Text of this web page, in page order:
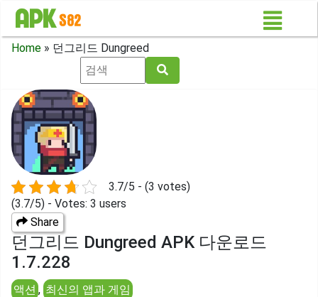
Home » 던그리드 Dungreed
3.7/5 - (3 votes)
(3.7/5) - Votes: 3 users
Share
던그리드 Dungreed APK 다운로드
1.7.228
액션 , 최신의 앱과 게임